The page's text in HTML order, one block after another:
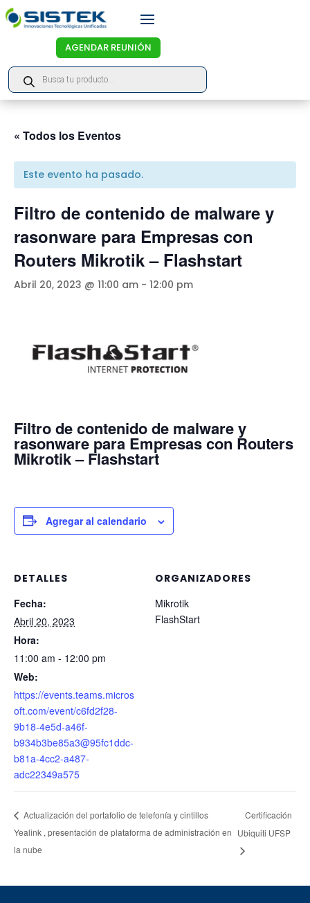
AGENDAR REUNIÓN
Products
search
« Todos los Eventos
Este evento ha pasado.
Filtro de contenido de malware y
rasonware para Empresas con
Routers Mikrotik – Flashstart
Abril 20, 2023 @ 11:00 am - 12:00 pm
Filtro de contenido de malware y
rasonware para Empresas con Routers
Mikrotik – Flashstart
Agregar al calendario
DETALLES
Fecha:
Abril 20, 2023
Hora:
11:00 am - 12:00 pm
Web:
https://events.teams.micros
oft.com/event/c6fd2f28-
9b18-4e5d-a46f-
b934b3be85a3@95fc1ddc-
b81a-4cc2-a487-
adc22349a575
ORGANIZADORES
Mikrotik
FlashStart
Actualización del portafolio de telefonía y cintillos
Yealink , presentación de plataforma de administración en
la nube
Certificación
Ubiquiti UFSP